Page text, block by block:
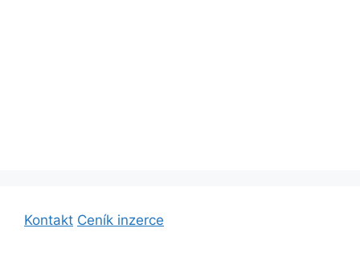
Kontakt Ceník inzerce